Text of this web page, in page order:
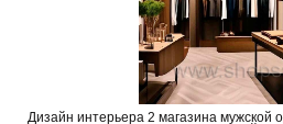
Дизайн интерьера 2 магазина мужской